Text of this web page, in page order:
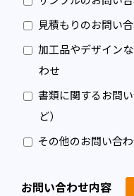
見積もりのお問い
加工品やデザイン
わせ
書類に関するお問
ど）
その他のお問い合
お問い合わせ内容